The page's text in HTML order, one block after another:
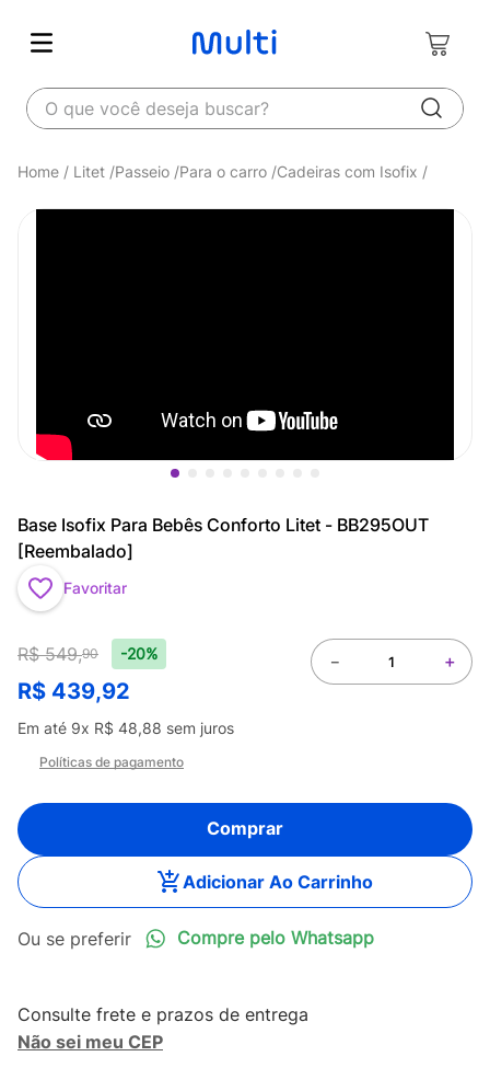
O que você deseja buscar?
Litet Passeio Para o carro Cadeiras com Isofix
Base Isofix Para Bebês Conforto Litet - BB295OUT
[Reembalado]
Favoritar
R$ 549,90 -20%
R$ 439,92
Em até 9x R$ 48,88 sem juros
＋
－
Políticas de pagamento
Comprar
Adicionar Ao Carrinho
Compre pelo Whatsapp
Não sei meu CEP